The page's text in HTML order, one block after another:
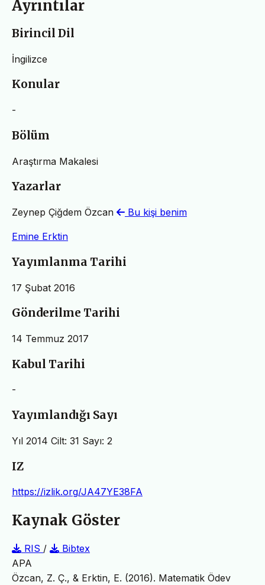
Ayrıntılar
Birincil Dil
İngilizce
Konular
-
Bölüm
Araştırma Makalesi
Yazarlar
Zeynep Çiğdem Özcan Bu kişi benim
Emine Erktin
Yayımlanma Tarihi
17 Şubat 2016
Gönderilme Tarihi
14 Temmuz 2017
Kabul Tarihi
-
Yayımlandığı Sayı
Yıl 2014 Cilt: 31 Sayı: 2
IZ
https://izlik.org/JA47YE38FA
Kaynak Göster
RIS /
Bibtex
APA
Özcan, Z. Ç., & Erktin, E. (2016). Matematik Ödev